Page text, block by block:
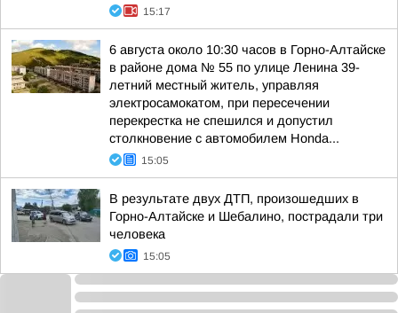
15:17
6 августа около 10:30 часов в Горно-Алтайске
в районе дома № 55 по улице Ленина 39-
летний местный житель, управляя
электросамокатом, при пересечении
перекрестка не спешился и допустил
столкновение с автомобилем Honda...
15:05
В результате двух ДТП, произошедших в
Горно-Алтайске и Шебалино, пострадали три
человека
15:05